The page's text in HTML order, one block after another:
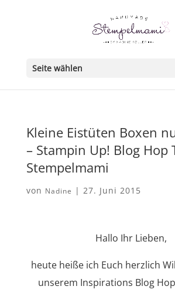
Seite wählen
Kleine Eistüten Boxen
– Stampin Up! Blog Hop
Stempelmami
von Nadine | 27. Juni 2015
Hallo Ihr Lieben,
heute heiße ich Euch herzlich
unserem Inspirations Blog